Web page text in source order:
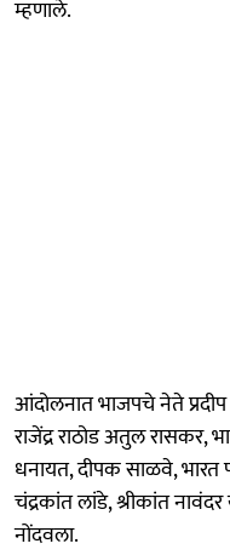
म्हणाले.
आंदोलनात भाजपचे नेते प्रदीप
राजेंद्र राठोड अतुल रासकर,
धनायत, दीपक साळवे, भारत
चंद्रकांत लांडे, श्रीकांत
नोंदवला.